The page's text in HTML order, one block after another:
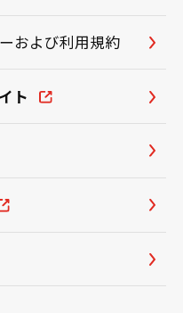
および利用規約
ト